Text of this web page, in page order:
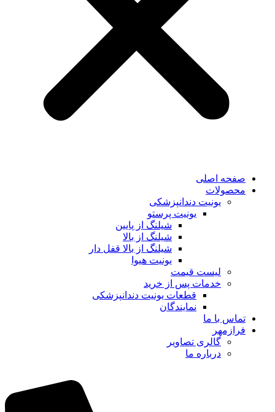
صفحه اصلی
محصولات
یونیت دندانپزشکی
یونیت پرستو
شیلنگ از پایین
شیلنگ از بالا
شیلنگ از بالا قفل دار
یونیت هیوا
لیست قیمت
خدمات پس از خرید
قطعات یونیت دندانپزشکی
نمایندگان
تماس با ما
فرازمهر
گالری تصاویر
درباره ما